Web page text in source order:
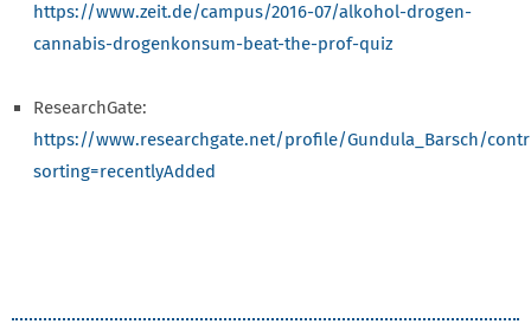
https://www.zeit.de/campus/2016-07/alkohol-drogen-
cannabis-drogenkonsum-beat-the-prof-quiz
ResearchGate:
https://www.researchgate.net/profile/Gundula_Barsch/
sorting=recentlyAdded